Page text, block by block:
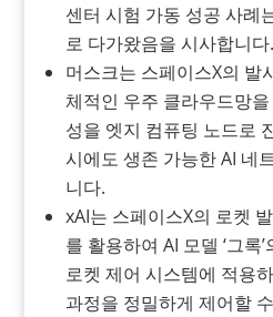
센터 시험 가동 성공 사례
로 다가왔음을 시사합니다.
머스크는 스페이스X의 발
체적인 우주 클라우드망
성을 엣지 컴퓨팅 노드로
시에도 생존 가능한 AI 네
니다.
xAI는 스페이스X의 로켓
를 활용하여 AI 모델 ‘그록
로켓 제어 시스템에 적용
과정을 정밀하게 제어할